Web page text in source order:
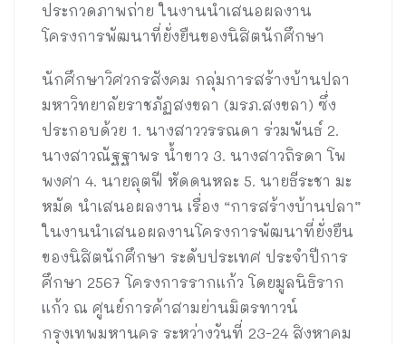
ประกวดภาพถ่าย ในงานนำเสนอผลงาน
โครงการพัฒนาที่ยั่งยืนของนิสิตนักศึกษา
นักศึกษาวิศวกรสังคม กลุ่มการสร้างบ้านปลา
มหาวิทยาลัยราชภัฏสงขลา (มรภ.สงขลา) ซึ่ง
ประกอบด้วย 1. นางสาววรรณดา ร่วมพันธ์ 2.
นางสาวณัฐฐาพร น้ำขาว 3. นางสาวถิรดา โพ
พงศา 4. นายลุตฟี หัดดนหละ 5. นายธีระชา มะ
หมัด นำเสนอผลงาน เรื่อง “การสร้างบ้านปลา”
ในงานนำเสนอผลงานโครงการพัฒนาที่ยั่งยืน
ของนิสิตนักศึกษา ระดับประเทศ ประจำปีการ
ศึกษา 2567 โครงการรากแก้ว โดยมูลนิธิราก
แก้ว ณ ศูนย์การค้าสามย่านมิตรทาวน์
กรุงเทพมหานคร ระหว่างวันที่ 23-24 สิงหาคม